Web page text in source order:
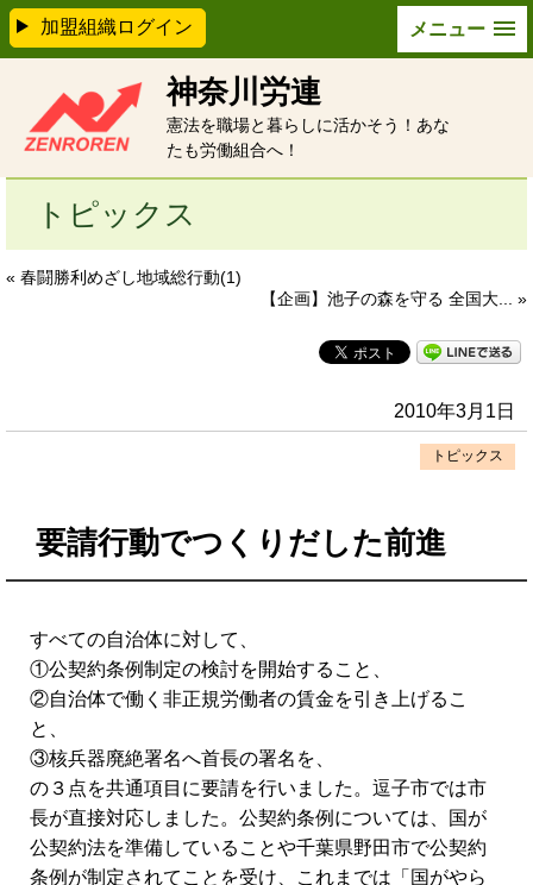
メニュー
神奈川労連
憲法を職場と暮らしに活かそう！あな
たも労働組合へ！
加盟組織ログイン
トピックス
« 春闘勝利めざし地域総行動(1)
【企画】池子の森を守る 全国大... »
2010年3月1日
トピックス
要請行動でつくりだした前進
すべての自治体に対して、
①公契約条例制定の検討を開始すること、
②自治体で働く非正規労働者の賃金を引き上げるこ
と、
③核兵器廃絶署名へ首長の署名を、
の３点を共通項目に要請を行いました。逗子市では市
長が直接対応しました。公契約条例については、国が
公契約法を準備していることや千葉県野田市で公契約
条例が制定されてことを受け、これまでは「国がやら